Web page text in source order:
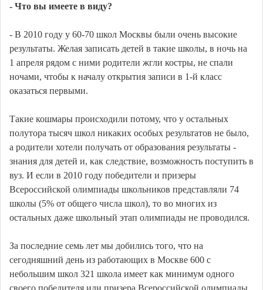
- Что вы имеете в виду?
- В 2010 году у 60-70 школ Москвы были очень высокие
результаты. Желая записать детей в такие школы, в ночь на
1 апреля рядом с ними родители жгли костры, не спали
ночами, чтобы к началу открытия записи в 1-й класс
оказаться первыми.
Такие кошмары происходили потому, что у остальных
полутора тысяч школ никаких особых результатов не было,
а родители хотели получать от образования результаты -
знания для детей и, как следствие, возможность поступить в
вуз. И если в 2010 году победители и призеры
Всероссийской олимпиады школьников представляли 74
школы (5% от общего числа школ), то во многих из
остальных даже школьный этап олимпиады не проводился.
За последние семь лет мы добились того, что на
сегодняшний день из работающих в Москве 600 с
небольшим школ 321 школа имеет как минимум одного
своего победителя или призера Всероссийской олимпиады.